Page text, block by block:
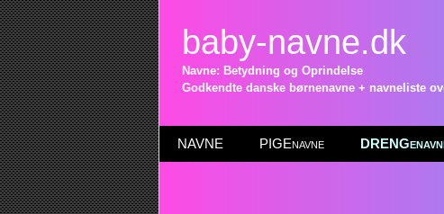
baby-navne.dk
Navne: Betydning og Oprindelse
Godkendte danske børnenavne + navneliste
NAVNE PIGEnavne